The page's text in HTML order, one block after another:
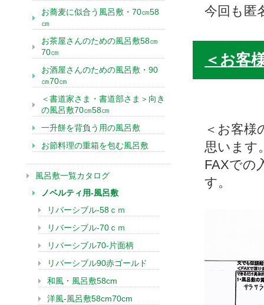
今回も匿
＜お客
＜お客
思います
FAXでの
す。
お蕎麦に似合う風呂敷・70㎝58
㎝
お茶屋さんのための風呂敷58㎝
70㎝
お酒屋さんのための風呂敷・90
㎝70㎝
＜書道家さま・書道部さま＞向き
の風呂敷70㎝58㎝
一升餅を背負う用の風呂敷
お節料理の重箱を包む風呂敷
風呂敷一覧カタログ
ノベルティ用-風呂敷
リバーシブル-58ｃｍ
リバーシブル-70ｃｍ
リバーシブル70-片面柄
リバーシブル90赤ゴールド
和風・風呂敷58cm
洋風-風呂敷58cm70cm